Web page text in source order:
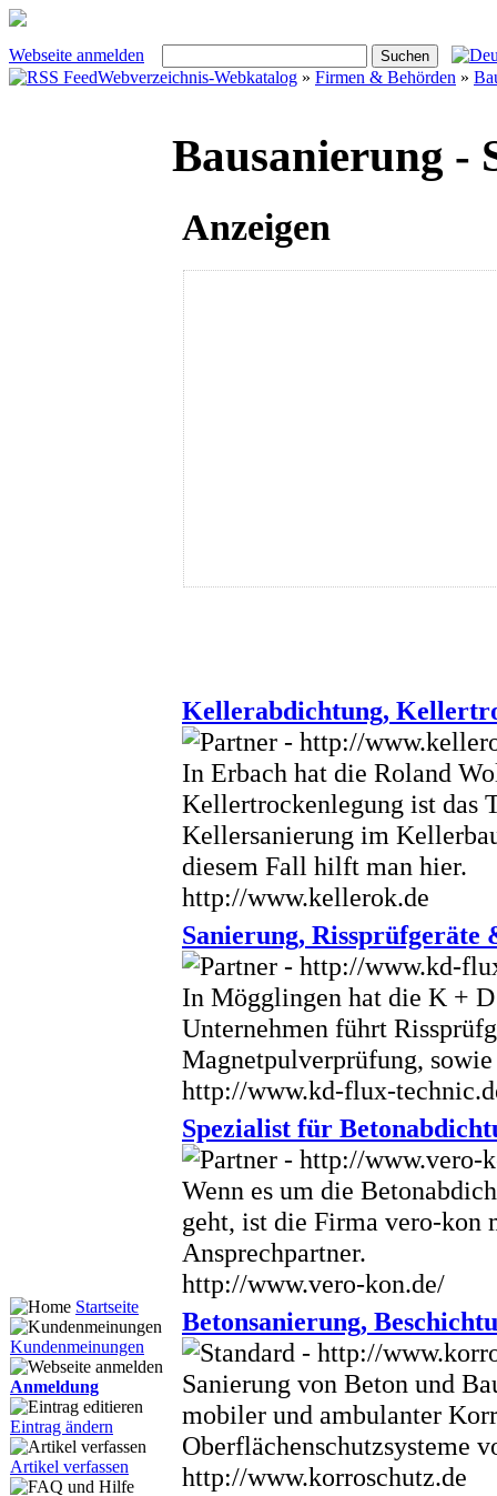
Webseite anmelden
Webverzeichnis-Webkatalog » Firmen & Behörden »
Startseite
Kundenmeinungen
Anmeldung
Eintrag ändern
Artikel verfassen
Bausanierung -
Anzeigen
Kellerabdichtung,
In Erbach hat die Roland
Kellertrockenlegung ist das
Kellersanierung im
diesem Fall hilft man hier.
http://www.kellerok.de
Sanierung,
In Mögglingen hat die K +
Unternehmen führt
Magnetpulverprüfung,
http://www.kd-flux-
Spezialist für
Wenn es um die
geht, ist die Firma vero-
Ansprechpartner.
http://www.vero-kon.de/
Betonsanierung,
Sanierung von Beton und
mobiler und ambulanter
Oberflächenschutzsysteme
http://www.korroschutz.de